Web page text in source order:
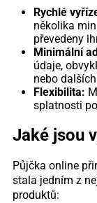
Rychlé
několika
převedeny
Minimální
údaje,
nebo
Flexibilita:
splatnosti
Jaké jsou
Půjčka online
stala jedním z
produktů: